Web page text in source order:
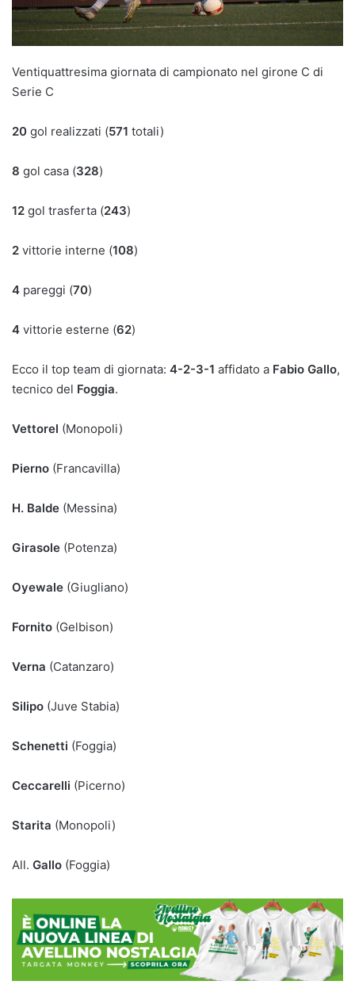
Ventiquattresima giornata di campionato nel girone C di
Serie C
20 gol realizzati (571 totali)
8 gol casa (328)
12 gol trasferta (243)
2 vittorie interne (108)
4 pareggi (70)
4 vittorie esterne (62)
Ecco il top team di giornata: 4-2-3-1 affidato a Fabio Gallo,
tecnico del Foggia.
Vettorel (Monopoli)
Pierno (Francavilla)
H. Balde (Messina)
Girasole (Potenza)
Oyewale (Giugliano)
Fornito (Gelbison)
Verna (Catanzaro)
Silipo (Juve Stabia)
Schenetti (Foggia)
Ceccarelli (Picerno)
Starita (Monopoli)
All. Gallo (Foggia)